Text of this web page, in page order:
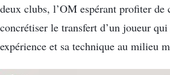
deux clubs, l’OM espérant profiter de
concrétiser le transfert d’un joueur
expérience et sa technique au milieu